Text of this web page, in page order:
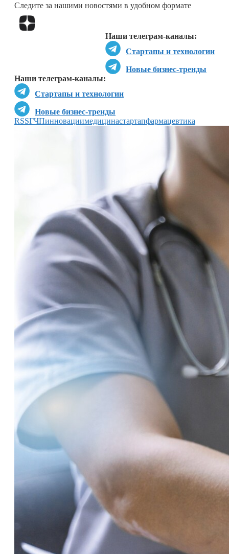
Следите за нашими новостями в удобном формате
Наши телеграм-каналы:
Стартапы и технологии
Новые бизнес-тренды
Наши телеграм-каналы:
Стартапы и технологии
Новые бизнес-тренды
RSSГЧПинновациимедицинастартапфармацевтика